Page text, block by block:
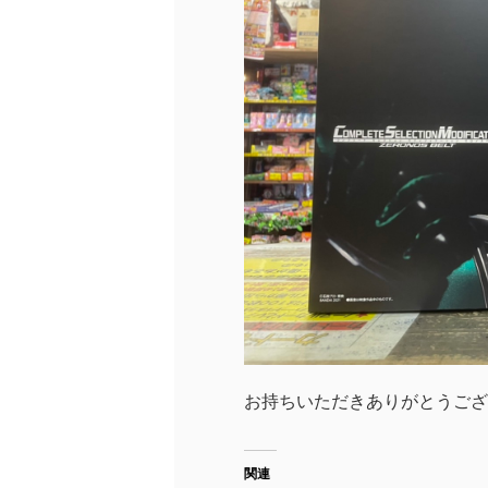
お持ちいただきありがとうご
関連